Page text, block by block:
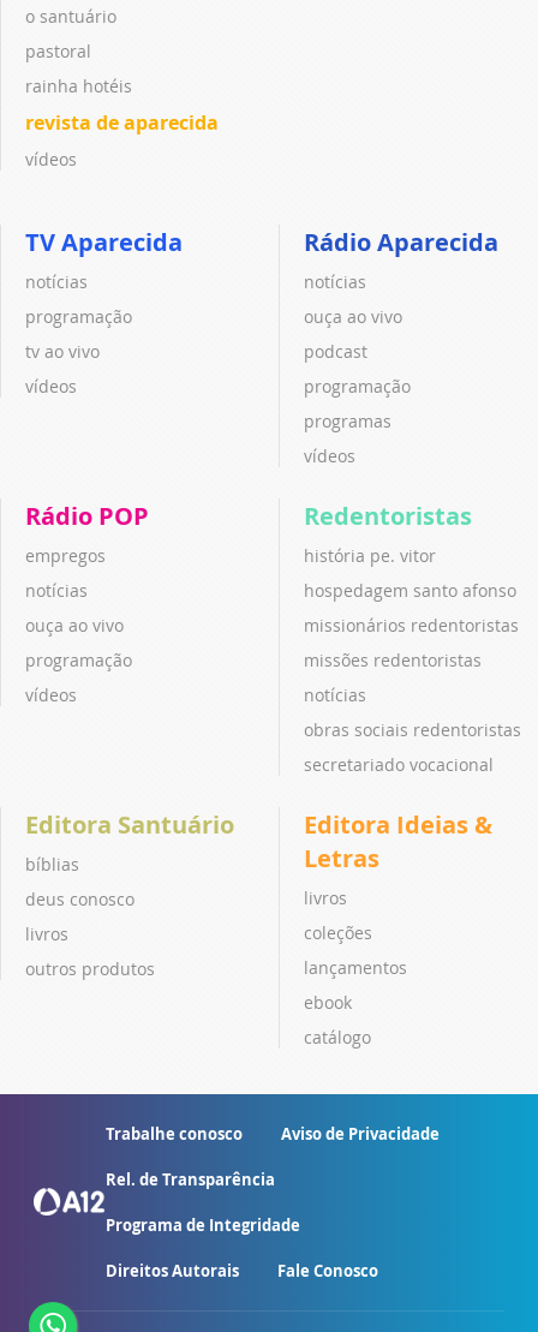
o santuário
pastoral
rainha hotéis
revista de aparecida
vídeos
TV Aparecida
notícias
programação
tv ao vivo
vídeos
Rádio Aparecida
notícias
ouça ao vivo
podcast
programação
programas
vídeos
Rádio POP
empregos
notícias
ouça ao vivo
programação
vídeos
Redentoristas
história pe. vitor
hospedagem santo afonso
missionários redentoristas
missões redentoristas
notícias
obras sociais redentoristas
secretariado vocacional
Editora Santuário
bíblias
deus conosco
livros
outros produtos
Editora Ideias &
Letras
livros
coleções
lançamentos
ebook
catálogo
Trabalhe conosco Aviso de Privacidade
Rel. de Transparência
Programa de Integridade
Direitos Autorais Fale Conosco